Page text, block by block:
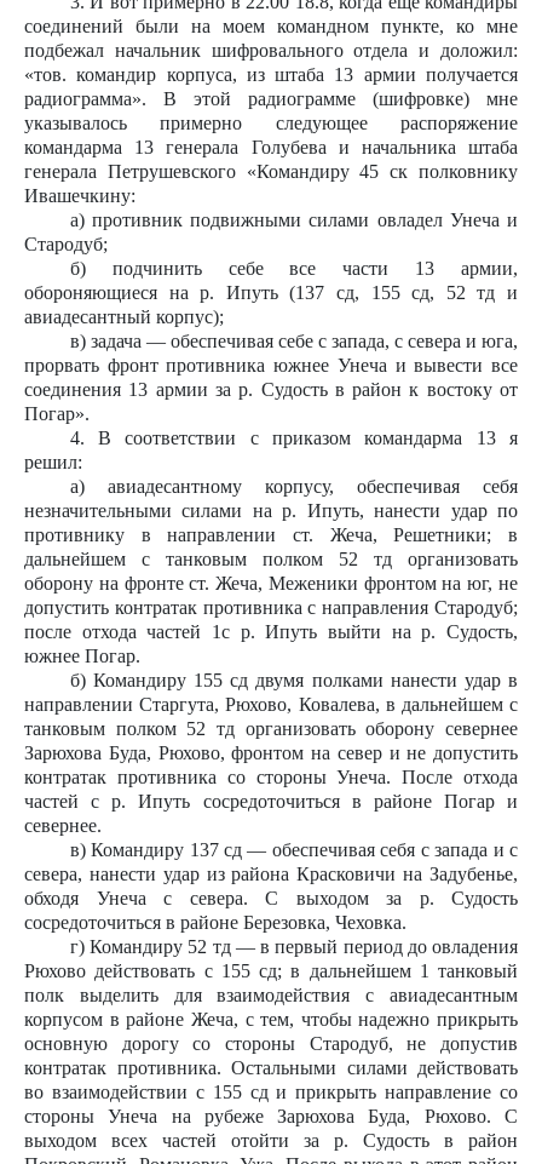
соединений были на моем командном пункте, ко мне
подбежал начальник шифровального отдела и доложил:
«тов. командир корпуса, из штаба 13 армии получается
радиограмма». В этой радиограмме (шифровке) мне
указывалось примерно следующее распоряжение
командарма 13 генерала Голубева и начальника штаба
генерала Петрушевского «Командиру 45 ск полковнику
Ивашечкину:
а) противник подвижными силами овладел Унеча и
Стародуб;
б) подчинить себе все части 13 армии,
обороняющиеся на р. Ипуть (137 сд, 155 сд, 52 тд и
авиадесантный корпус);
в) задача — обеспечивая себе с запада, с севера и юга,
прорвать фронт противника южнее Унеча и вывести все
соединения 13 армии за р. Судость в район к востоку от
Погар».
4. В соответствии с приказом командарма 13 я
решил:
а) авиадесантному корпусу, обеспечивая себя
незначительными силами на р. Ипуть, нанести удар по
противнику в направлении ст. Жеча, Решетники; в
дальнейшем с танковым полком 52 тд организовать
оборону на фронте ст. Жеча, Меженики фронтом на юг, не
допустить контратак противника с направления Стародуб;
после отхода частей 1с р. Ипуть выйти на р. Судость,
южнее Погар.
б) Командиру 155 сд двумя полками нанести удар в
направлении Старгута, Рюхово, Ковалева, в дальнейшем с
танковым полком 52 тд организовать оборону севернее
Зарюхова Буда, Рюхово, фронтом на север и не допустить
контратак противника со стороны Унеча. После отхода
частей с р. Ипуть сосредоточиться в районе Погар и
севернее.
в) Командиру 137 сд — обеспечивая себя с запада и с
севера, нанести удар из района Красковичи на Задубенье,
обходя Унеча с севера. С выходом за р. Судость
сосредоточиться в районе Березовка, Чеховка.
г) Командиру 52 тд — в первый период до овладения
Рюхово действовать с 155 сд; в дальнейшем 1 танковый
полк выделить для взаимодействия с авиадесантным
корпусом в районе Жеча, с тем, чтобы надежно прикрыть
основную дорогу со стороны Стародуб, не допустив
контратак противника. Остальными силами действовать
во взаимодействии с 155 сд и прикрыть направление со
стороны Унеча на рубеже Зарюхова Буда, Рюхово. С
выходом всех частей отойти за р. Судость в район